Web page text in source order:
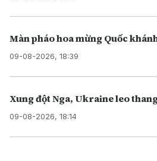
Màn pháo hoa mừng Quốc
09-08-2026, 18:39
Xung đột Nga, Ukraine leo thang
09-08-2026, 18:14